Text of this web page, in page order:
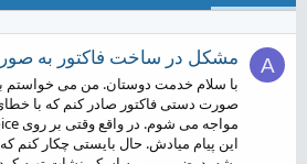
A مشکل در ساخت فاکتور به
با سلام خدمت دوستان. من می خواستم
این پیام میادش. حال بایستی چکار